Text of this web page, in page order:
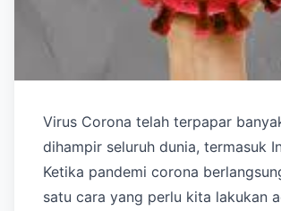
Virus Corona telah terpapar
dihampir seluruh dunia, termasuk
Ketika pandemi corona
satu cara yang perlu kita lakukan